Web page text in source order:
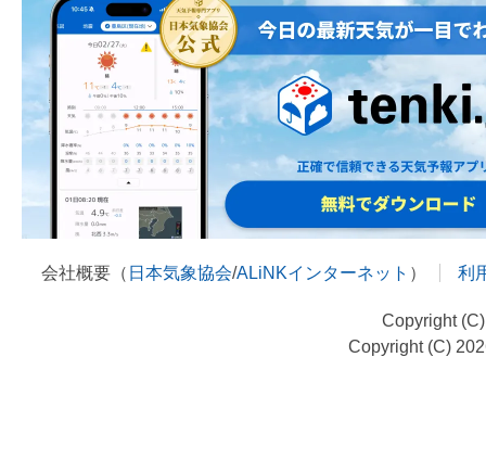
会社概要（ 日本気象協会/ALiNKインターネット ） 利
Copyright
Copyright (C)